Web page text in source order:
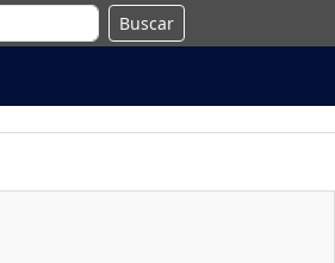
Buscar